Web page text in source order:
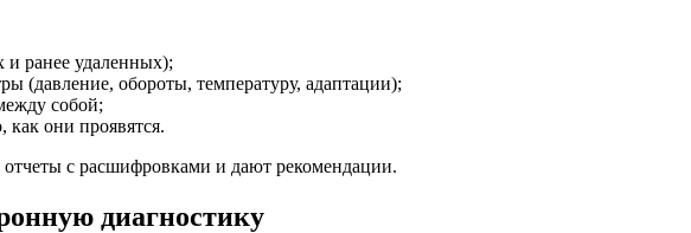
и ранее удаленных);
(давление, обороты, температуру, адаптации);
собой;
они проявятся.
с расшифровками и дают рекомендации.
диагностику